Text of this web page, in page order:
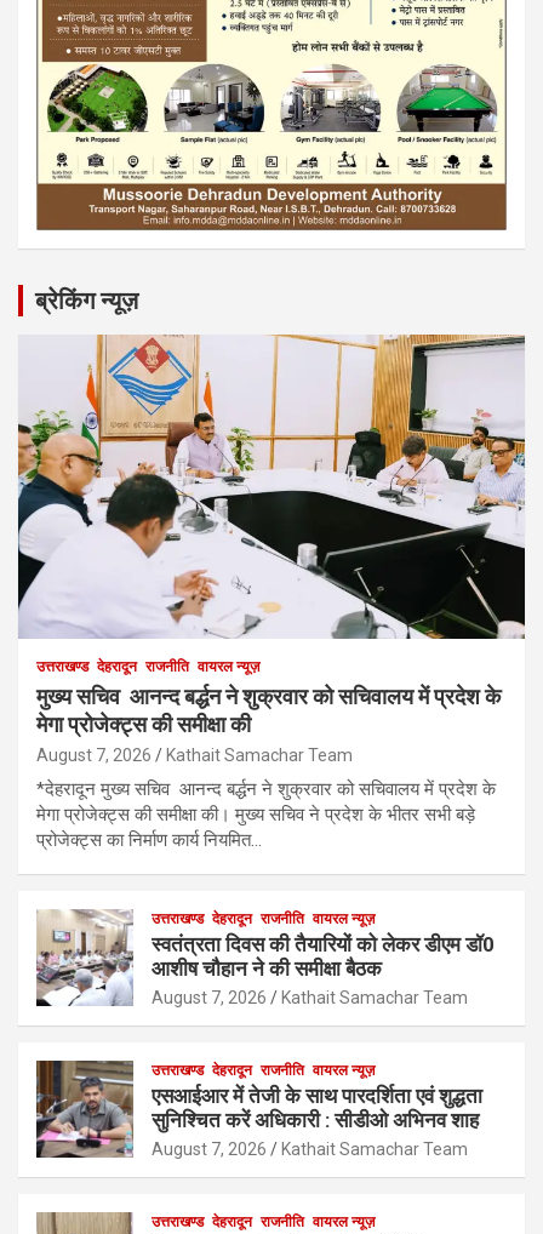
ब्रेकिंग न्यूज़
उत्तराखण्ड देहरादून राजनीति वायरल न्यूज़
मुख्य सचिव आनन्द बर्द्धन ने शुक्रवार को सचिवालय में प्रदेश के
मेगा प्रोजेक्ट्स की समीक्षा की
August 7, 2026 Kathait Samachar Team
*देहरादून मुख्य सचिव आनन्द बर्द्धन ने शुक्रवार को सचिवालय में प्रदेश के
मेगा प्रोजेक्ट्स की समीक्षा की। मुख्य सचिव ने प्रदेश के भीतर सभी बड़े
प्रोजेक्ट्स का निर्माण कार्य नियमित…
उत्तराखण्ड देहरादून राजनीति वायरल न्यूज़
स्वतंत्रता दिवस की तैयारियों को लेकर डीएम डॉ0
आशीष चौहान ने की समीक्षा बैठक
August 7, 2026 Kathait Samachar Team
उत्तराखण्ड देहरादून राजनीति वायरल न्यूज़
एसआईआर में तेजी के साथ पारदर्शिता एवं शुद्धता
सुनिश्चित करें अधिकारी : सीडीओ अभिनव शाह
August 7, 2026 Kathait Samachar Team
उत्तराखण्ड देहरादून राजनीति वायरल न्यूज़